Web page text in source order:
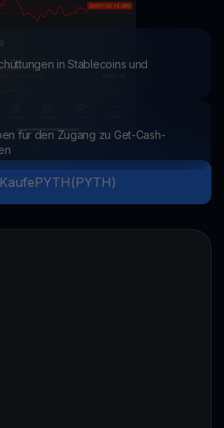
in Stablecoins und
für den Zugang zu Get-Cash-
KaufePYTH(PYTH)